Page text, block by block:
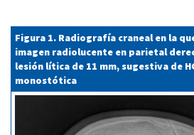
Figura 1. Radiografía craneal en la
imagen radiolucente en parietal
lesión lítica de 11 mm, sugestiva de
monostótica